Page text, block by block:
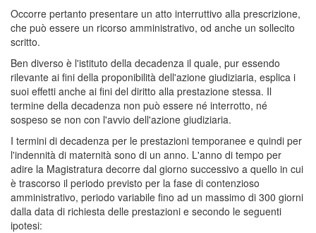
Occorre pertanto presentare un atto interruttivo alla prescrizione,
che può essere un ricorso amministrativo, od anche un sollecito
scritto.
Ben diverso è l'istituto della decadenza il quale, pur essendo
rilevante ai fini della proponibilità dell'azione giudiziaria, esplica i
suoi effetti anche ai fini del diritto alla prestazione stessa. Il
termine della decadenza non può essere né interrotto, né
sospeso se non con l'avvio dell'azione giudiziaria.
I termini di decadenza per le prestazioni temporanee e quindi per
l'indennità di maternità sono di un anno. L'anno di tempo per
adire la Magistratura decorre dal giorno successivo a quello in cui
è trascorso il periodo previsto per la fase di contenzioso
amministrativo, periodo variabile fino ad un massimo di 300 giorni
dalla data di richiesta delle prestazioni e secondo le seguenti
ipotesi: